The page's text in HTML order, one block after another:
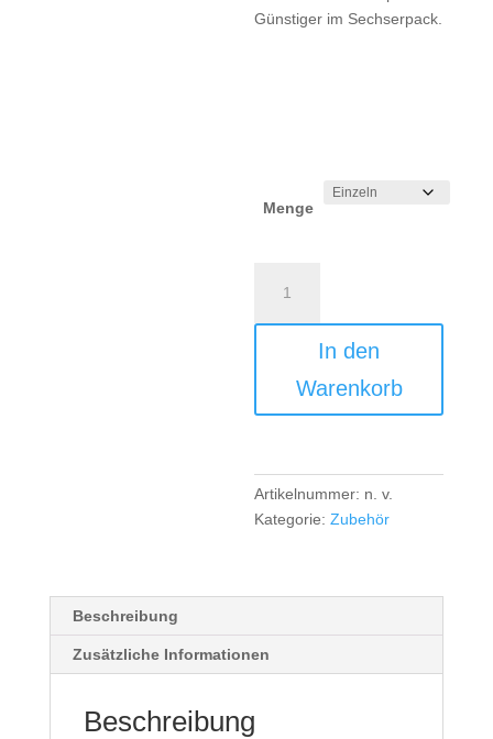
Günstiger im Sechserpack.
Menge
Menge
In den
Warenkorb
Artikelnummer: n. v.
Kategorie:Zubehör
Beschreibung
Zusätzliche Informationen
Beschreibung